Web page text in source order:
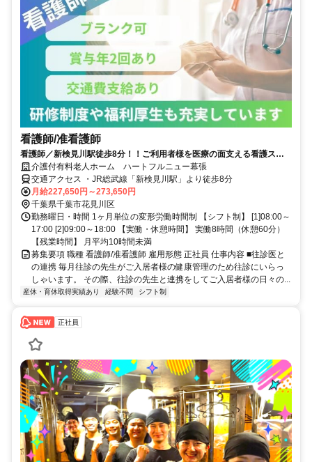
看護師/准看護師
看護師／新検見川駅徒歩8分！！ご利用者様を医療の面支える看護スタ
ッフを募集中です！
介護付有料老人ホーム ハートフルニュー幕張
交通アクセス ・JR総武線「新検見川駅」より徒歩8分
月給227,650円～273,650円
千葉県千葉市花見川区
勤務曜日・時間 1ヶ月単位の変形労働時間制 【シフト制】 [1]08:00～
17:00 [2]09:00～18:00 【実働・休憩時間】 実働8時間（休憩60分）
【残業時間】 月平均10時間未満
募集要項 職種 看護師/准看護師 雇用形態 正社員 仕事内容 ■往診医と
の連携 毎月往診の先生がご入居者様の健康管理のため往診にいらっ
しゃいます。 その際、往診の先生と連携をしてご入居者様の日々の...
産休・育休取得実績あり 経験不問 シフト制
正社員